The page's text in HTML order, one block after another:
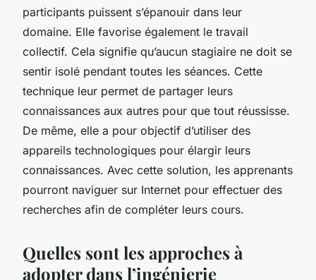
participants puissent s’épanouir dans leur
domaine. Elle favorise également le travail
collectif. Cela signifie qu’aucun stagiaire ne doit se
sentir isolé pendant toutes les séances. Cette
technique leur permet de partager leurs
connaissances aux autres pour que tout réussisse.
De même, elle a pour objectif d’utiliser des
appareils technologiques pour élargir leurs
connaissances. Avec cette solution, les apprenants
pourront naviguer sur Internet pour effectuer des
recherches afin de compléter leurs cours.
Quelles sont les approches à
adopter dans l’ingénierie